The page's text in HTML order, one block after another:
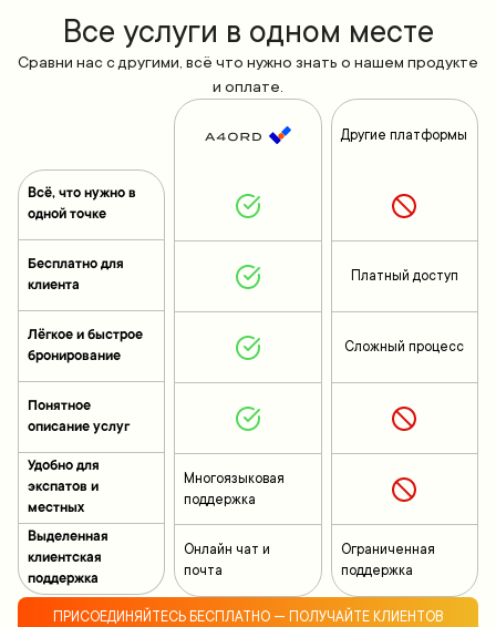
Все yслуги в одном месте
Сравни нас с другими, всё что нужно знать о нашем продукте
и оплате.
Всё, что нужно в
одной точке
Бесплатно для
клиента
Лёгкое и быстрое
бронирование
Понятное
описание услуг
Удобно для
экспатов и
местных
Выделенная
клиентская
поддержка
Многоязыковая
поддержка
Онлайн чат и
почта
Другие платформы
Платный доступ
Сложный процесс
Ограниченная
поддержка
ПРИСОЕДИНЯЙТЕСЬ БЕСПЛАТНО — ПОЛУЧАЙТЕ КЛИЕНТОВ